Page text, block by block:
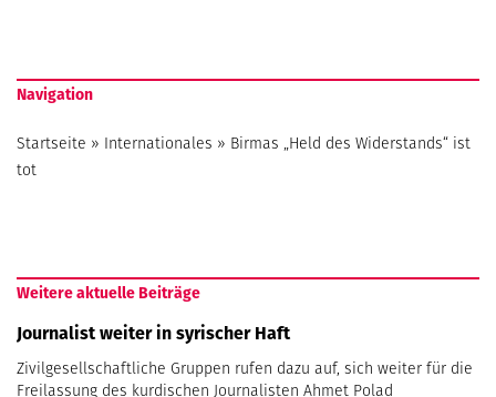
Navigation
Startseite » Internationales » Birmas „Held des Widerstands“ ist
tot
Weitere aktuelle Beiträge
Journalist weiter in syrischer Haft
Zivilgesellschaftliche Gruppen rufen dazu auf, sich weiter für die
Freilassung des kurdischen Journalisten Ahmet Polad